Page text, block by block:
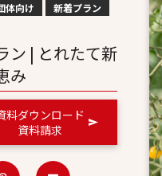
体向け
新着プラン
ン | とれたて新
み
料ダウンロード
資料請求